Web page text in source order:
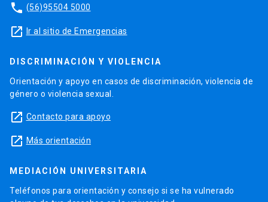
phone (56)95504 5000
launch Ir al sitio de Emergencias
DISCRIMINACIÓN Y VIOLENCIA
Orientación y apoyo en casos de discriminación, violencia de
género o violencia sexual.
launch Contacto para apoyo
launch Más orientación
MEDIACIÓN UNIVERSITARIA
Teléfonos para orientación y consejo si se ha vulnerado